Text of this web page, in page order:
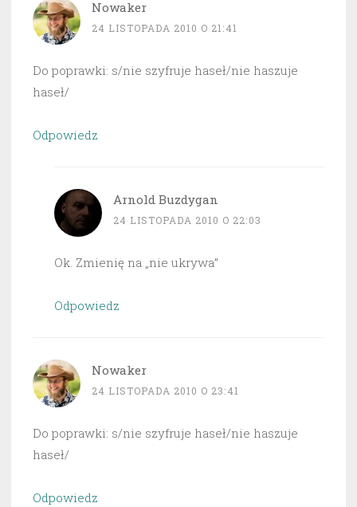
Nowaker
24 LISTOPADA 2010 O 21:41
Do poprawki: s/nie szyfruje haseł/nie haszuje
haseł/
Odpowiedz
Arnold Buzdygan
24 LISTOPADA 2010 O 22:03
Ok. Zmienię na „nie ukrywa”
Odpowiedz
Nowaker
24 LISTOPADA 2010 O 23:41
Do poprawki: s/nie szyfruje haseł/nie haszuje
haseł/
Odpowiedz